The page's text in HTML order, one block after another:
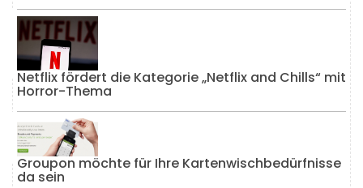
Netflix fördert die Kategorie „Netflix and Chills“ mit
Horror-Thema
Groupon möchte für Ihre Kartenwischbedürfnisse
da sein